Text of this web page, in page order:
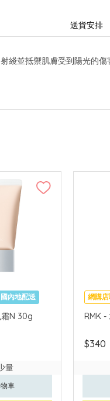
送貨安排
綫並抵禦肌膚受到陽光的
內地配送
N 30g
量
車
網購店
RMK -
$340